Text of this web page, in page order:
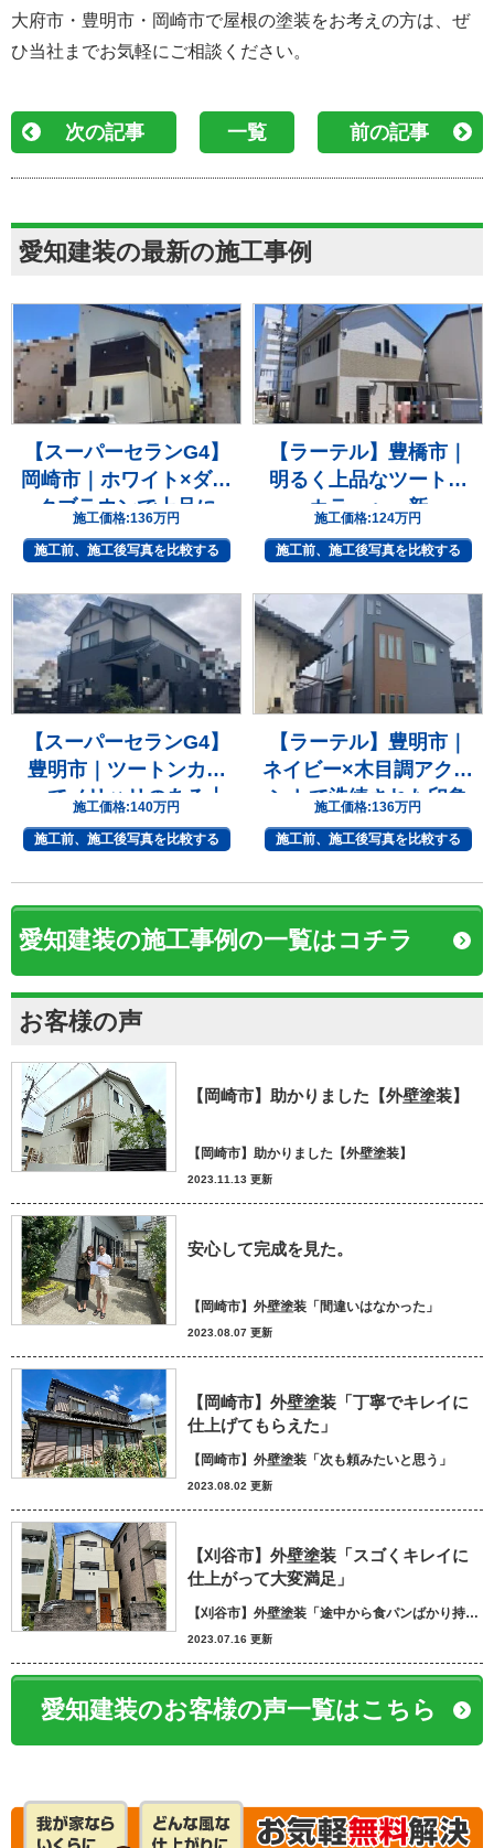
大府市・豊明市・岡崎市で屋根の塗装をお考えの方は、ぜ
ひ当社までお気軽にご相談ください。
次の記事 一覧 前の記事
愛知建装の最新の施工事例
【スーパーセランG4】
岡崎市｜ホワイト×ダー
クブラウンで上品に
施工価格:136万円
施工前、施工後写真を比較する
【ラーテル】豊橋市｜
明るく上品なツートン
カラーへ一新
施工価格:124万円
施工前、施工後写真を比較する
【スーパーセランG4】
豊明市｜ツートンカラ
ーでメリハリのある上
質な住まいへ
施工価格:140万円
施工前、施工後写真を比較する
【ラーテル】豊明市｜
ネイビー×木目調アクセ
ントで洗練された印象
へ
施工価格:136万円
施工前、施工後写真を比較する
愛知建装の施工事例の一覧はコチラ
お客様の声
【岡崎市】助かりました【外壁塗装】
【岡崎市】助かりました【外壁塗装】
2023.11.13 更新
安心して完成を見た。
【岡崎市】外壁塗装「間違いはなかった」
2023.08.07 更新
【岡崎市】外壁塗装「丁寧でキレイに
仕上げてもらえた」
【岡崎市】外壁塗装「次も頼みたいと思う」
2023.08.02 更新
【刈谷市】外壁塗装「スゴくキレイに
仕上がって大変満足」
【刈谷市】外壁塗装「途中から食パンばかり持ってきてパン屋さんかと思いました笑」
2023.07.16 更新
愛知建装のお客様の声一覧はこちら